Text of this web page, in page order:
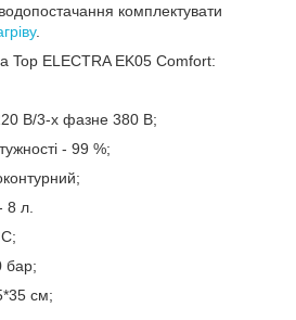
комплектувати
.
Top ELECTRA EK05 Comfort:
В/3-х фазне 380 В;
- 99 %;
8 л.
бар;
см;